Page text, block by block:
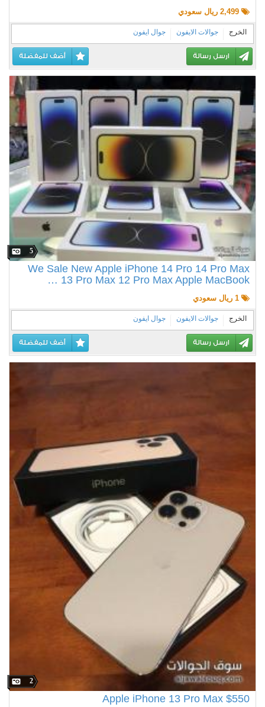
2,499 ريال سعودي
الخرج جوالات الايفون جوال ايفون
ارسل رسالة أضف للمفضلة
5
We Sale New Apple iPhone 14 Pro 14 Pro Max
13 Pro Max 12 Pro Max Apple MacBook …
1 ريال سعودي
الخرج جوالات الايفون جوال ايفون
ارسل رسالة أضف للمفضلة
2
Apple iPhone 13 Pro Max $550